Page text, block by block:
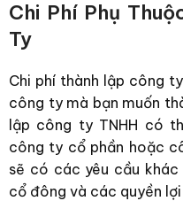
Chi Phí Phụ
Ty
Chi phí thành lập công
công ty mà bạn muốn
lập công ty TNHH có
công ty cổ phần hoặc
sẽ có các yêu cầu khác
cổ đông và các quyền lợi